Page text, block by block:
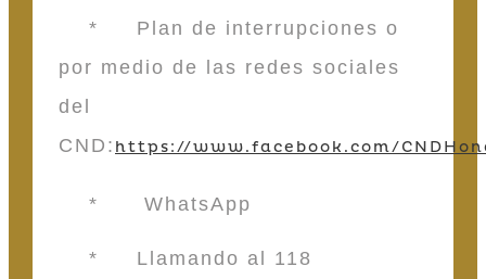
* Plan de interrupciones o
por medio de las redes sociales
del
CND: https://www.facebook.com/
* WhatsApp
* Llamando al 118